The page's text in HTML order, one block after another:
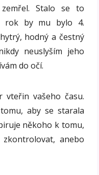
Stalo se to
rok by mu bylo 4.
hodný a čestný
neuslyším jeho
do očí.
vteřin vašeho času.
aby se starala
někoho k tomu,
anebo